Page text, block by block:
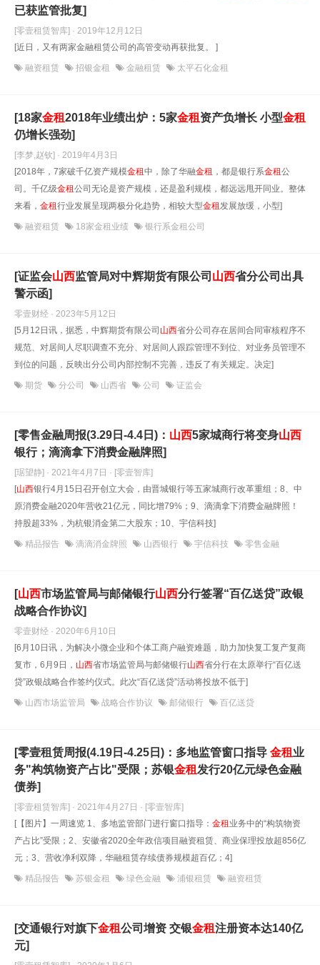
已获监管批复]
[零壹租赁智库] · 2019年12月12日
[近日，又有两家金融租赁公司的高管变动再获批复。 ]
融资租赁 招银金租 金融租赁 太平石化金租
[18家金租2018年业绩出炉：5家金租 资产负增长 小型金租
仍增长强劲]
[李梦,赵钦] · 2019年4月3日
[2018年，7家破千亿资产规模金租中，除了华融金租 ，都是银行系金租公
司。千亿级金租公司无论是资产规模，还是盈利规模，都远远甩开同业。整体
来看， 金租行业发展呈现两极分化趋势，相较大型金租发展放缓，小型]
融资租赁 18家金租业绩 银行系金租公司
[证监会山西监管局对中辉期货有限公司 山西省分公司出具
警示函]
零壹财经 · 2023年5月12日
[5月12日讯，据悉，中辉期货有限公司 山西省分公司存在居间合同审核程序不
规范、对居间人尽职调查不充分、对居间人跟踪管理不到位、对业务员管理不
到位的问题，反映出分公司内部控制不完善，违反了有关规定。决定]
期货 分公司 山西省 公司 证监会
[零售金融周报(3.29日-4.4日)： 山西5家城商行将变身山西
银行；滴滴拿下消费金融牌照]
[琚望静] · 2021年4月7日 · [零壹智库]
[山西银行4月15日召开创立大会，由晋城银行等五家城商行改革重组；8、中
原消费金融2020年营收21亿元，同比增79%；9、滴滴拿下消费金融牌照！
持股超33%，为杭银消金第二大股东；10、宇信科技]
精品报告 滴滴消金牌照 山西银行 宇信科技 零售金融
[山西市场监管局与邮储银行山西分行签署“百亿送贷”政银
战略合作协议]
零壹财经 · 2020年6月10日
[6月10日讯，为解决小微企业和个体工商户融资难题，助力加快复工复产复商
复市，6月9日， 山西省市场监管局与邮储银行山西省分行在太原举行“百亿送
贷”政银战略合作签约仪式。此次“百亿送贷”活动将投放不低于]
山西市场监管局 战略合作协议 邮储银行 百亿送贷
[零壹租赁周报(4.19日-4.25日)：多地监管窗口指导 金租业
务"构筑物资产占比"受限；苏银金租发行20亿元绿色金融
债券]
[零壹租赁智库] · 2021年4月27日 · [零壹智库]
[【图片】一周速览 1、多地监管部门进行窗口指导： 金租业务中的“构筑物资
产占比”受限；2、安徽省2020全年政信项目融资租赁、商业保理投放超856亿
元；3、营收净利双降，华融租赁存续债券规模超百亿；4]
精品报告 苏银金租 绿色金融 浦银租赁 融资租赁
[交通银行对旗下金租公司增资 交银金租注册资本达140亿
元]